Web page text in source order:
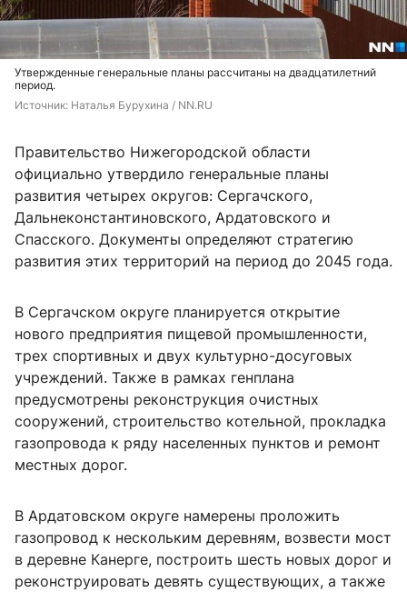
Утвержденные генеральные планы рассчитаны на двадцатилетний
период.
Источник: Наталья Бурухина / NN.RU
Правительство Нижегородской области
официально утвердило генеральные планы
развития четырех округов: Сергачского,
Дальнеконстантиновского, Ардатовского и
Спасского. Документы определяют стратегию
развития этих территорий на период до 2045 года.
В Сергачском округе планируется открытие
нового предприятия пищевой промышленности,
трех спортивных и двух культурно-досуговых
учреждений. Также в рамках генплана
предусмотрены реконструкция очистных
сооружений, строительство котельной, прокладка
газопровода к ряду населенных пунктов и ремонт
местных дорог.
В Ардатовском округе намерены проложить
газопровод к нескольким деревням, возвести мост
в деревне Канерге, построить шесть новых дорог и
реконструировать девять существующих, а также